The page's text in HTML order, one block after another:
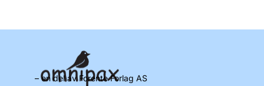
– en del av Forente Forlag AS